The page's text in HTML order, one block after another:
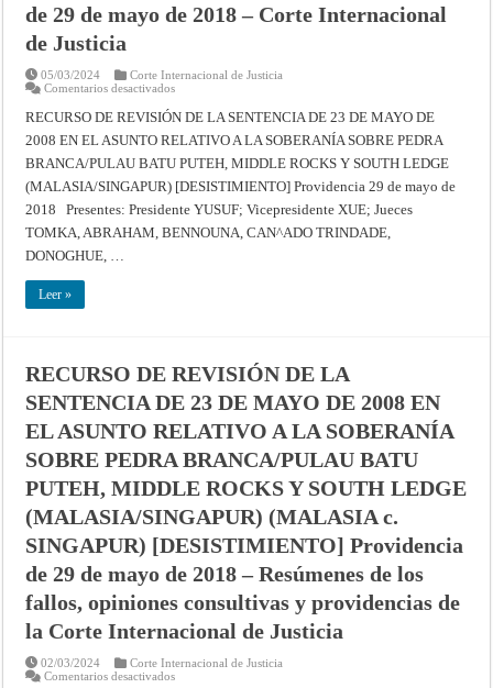
de
Internacional
de
Justicia
de 29 de mayo de 2018 – Corte Internacional
de Justicia
05/03/2024
Corte Internacional de Justicia
Comentarios desactivadosen
DE
REVISIÓN
DE
SENTENCIA
DE
23
DE
MAYO
DE
BRANCA/PULAU
PUTEH,
ROCKS
Y
SOUTH
LEDGE
(MALASIA/SINGAPUR)
(MALASIA
c.
SINGAPUR)
Providencia
29
mayo
de
2018
–
Internacional
de
RECURSO DE REVISIÓN DE LA SENTENCIA DE 23 DE MAYO DE
2008 EN EL ASUNTO RELATIVO A LA SOBERANÍA SOBRE PEDRA
BRANCA/PULAU BATU PUTEH, MIDDLE ROCKS Y SOUTH LEDGE
(MALASIA/SINGAPUR) [DESISTIMIENTO] Providencia 29 de mayo de
2018 Presentes: Presidente YUSUF; Vicepresidente XUE; Jueces
TOMKA, ABRAHAM, BENNOUNA, CAN^ADO TRINDADE,
DONOGHUE, …
Leer »
RECURSO DE REVISIÓN DE LA
SENTENCIA DE 23 DE MAYO DE 2008 EN
EL ASUNTO RELATIVO A LA SOBERANÍA
SOBRE PEDRA BRANCA/PULAU BATU
PUTEH, MIDDLE ROCKS Y SOUTH LEDGE
(MALASIA/SINGAPUR) (MALASIA c.
SINGAPUR) [DESISTIMIENTO] Providencia
de 29 de mayo de 2018 – Resúmenes de los
fallos, opiniones consultivas y providencias de
la Corte Internacional de Justicia
02/03/2024
Corte Internacional de Justicia
Comentarios desactivadosen